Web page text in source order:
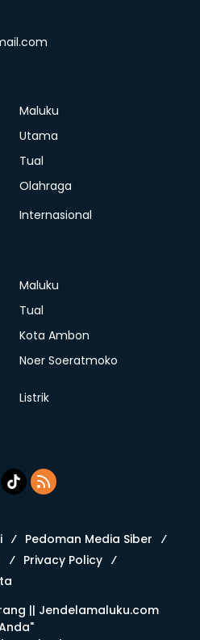
Maluku
Utama
Tual
Olahraga
Internasional
Maluku
Tual
Kota Ambon
Noer Soeratmoko
Listrik
Pedoman Media Siber
Privacy Policy
|| Jendelamaluku.com